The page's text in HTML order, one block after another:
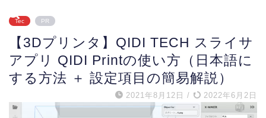
Tec PR
【3Dプリンタ】QIDI TECH スライサ
アプリ QIDI Printの使い方（日本語に
する方法 ＋ 設定項目の簡易解説）
2021年8月12日 / 2022年6月2日